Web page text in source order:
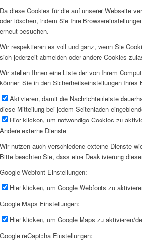
Da diese Cookies für die auf unserer Webseite
oder löschen, indem Sie Ihre
erneut besuchen.
Wir respektieren es voll und ganz, wenn Sie
sich jederzeit abmelden oder andere Cookies
Wir stellen Ihnen eine Liste der von Ihrem
können Sie in den Sicherheitseinstellungen Ihres
Aktivieren, damit die Nachrichtenleiste
diese Mitteilung bei jedem Seitenladen
Hier klicken, um notwendige Cookies zu
Andere externe Dienste
Wir nutzen auch verschiedene externe Dienste
Bitte beachten Sie, dass eine Deaktivierung
Google Webfont Einstellungen:
Hier klicken, um Google Webfonts zu
Google Maps Einstellungen:
Hier klicken, um Google Maps zu aktivieren/
Google reCaptcha Einstellungen: